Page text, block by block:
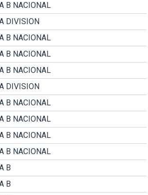
B NACIONAL
DIVISION
B NACIONAL
B NACIONAL
B NACIONAL
DIVISION
B NACIONAL
B NACIONAL
B NACIONAL
B NACIONAL
B
B